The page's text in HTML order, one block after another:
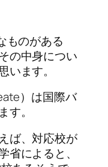
ものがある
の中身につい
ます。
）は国際バ
す。
ば、対応校が
省によると、